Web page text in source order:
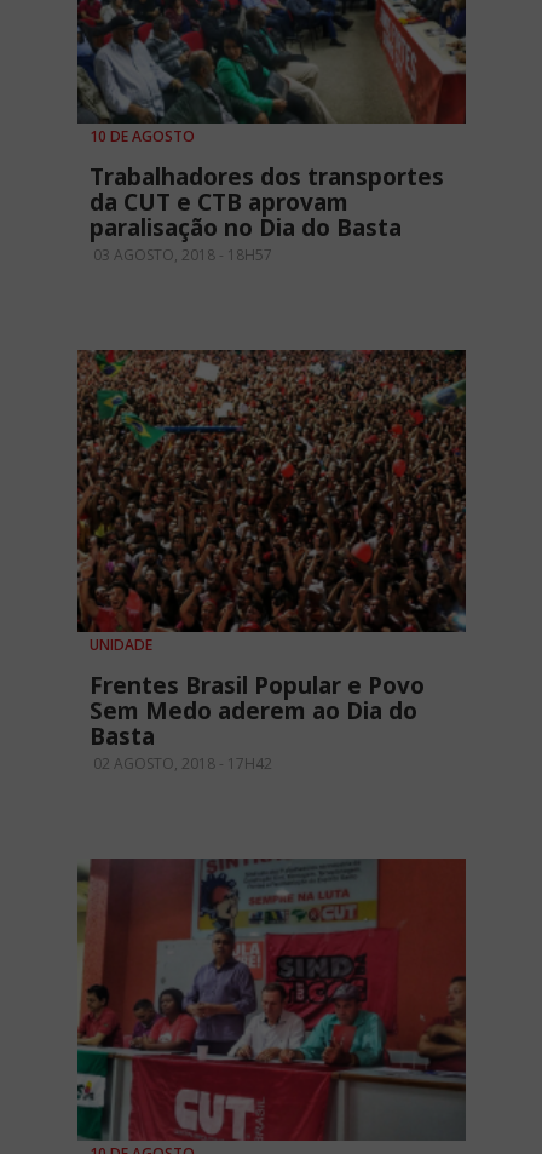
10 DE AGOSTO
Trabalhadores dos transportes
da CUT e CTB aprovam
paralisação no Dia do Basta
03 AGOSTO, 2018 - 18H57
UNIDADE
Frentes Brasil Popular e Povo
Sem Medo aderem ao Dia do
Basta
02 AGOSTO, 2018 - 17H42